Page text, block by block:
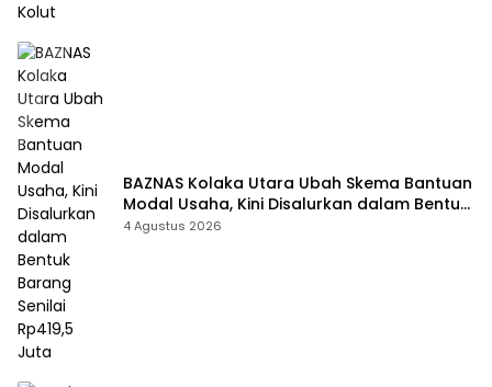
BAZNAS Kolaka Utara Ubah Skema Bantuan
Modal Usaha, Kini Disalurkan dalam Bentuk
Barang Senilai Rp419,5 Juta
4 Agustus 2026